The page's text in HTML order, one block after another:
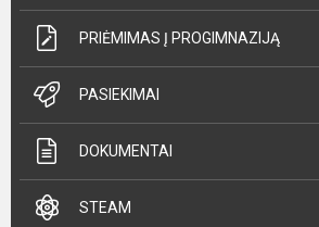
PRIĖMIMAS Į PROGIMNAZIJĄ
PASIEKIMAI
DOKUMENTAI
STEAM